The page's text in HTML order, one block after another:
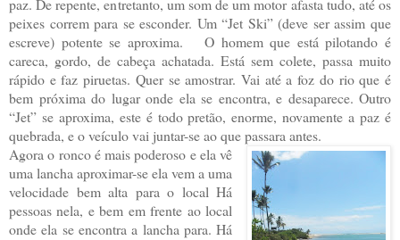
paz. De repente, entretanto, um som de um motor afasta tudo, até os
peixes correm para se esconder. Um “Jet Ski” (deve ser assim que
escreve) potente se aproxima. O homem que está pilotando é
careca, gordo, de cabeça achatada. Está sem colete, passa muito
rápido e faz piruetas. Quer se amostrar. Vai até a foz do rio que é
bem próxima do lugar onde ela se encontra, e desaparece. Outro
“Jet” se aproxima, este é todo pretão, enorme, novamente a paz é
quebrada, e o veículo vai juntar-se ao que passara antes.
Agora o ronco é mais poderoso e ela vê
uma lancha aproximar-se ela vem a uma
velocidade bem alta para o local Há
pessoas nela, e bem em frente ao local
onde ela se encontra a lancha para. Há